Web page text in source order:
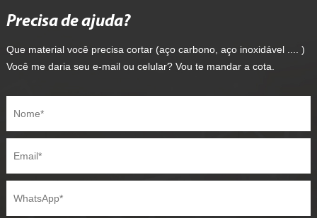
Precisa de ajuda?
Que material você precisa cortar (aço carbono, aço inoxidável .... )
Você me daria seu e-mail ou celular? Vou te mandar a cota.